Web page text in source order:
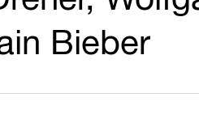
Bieber